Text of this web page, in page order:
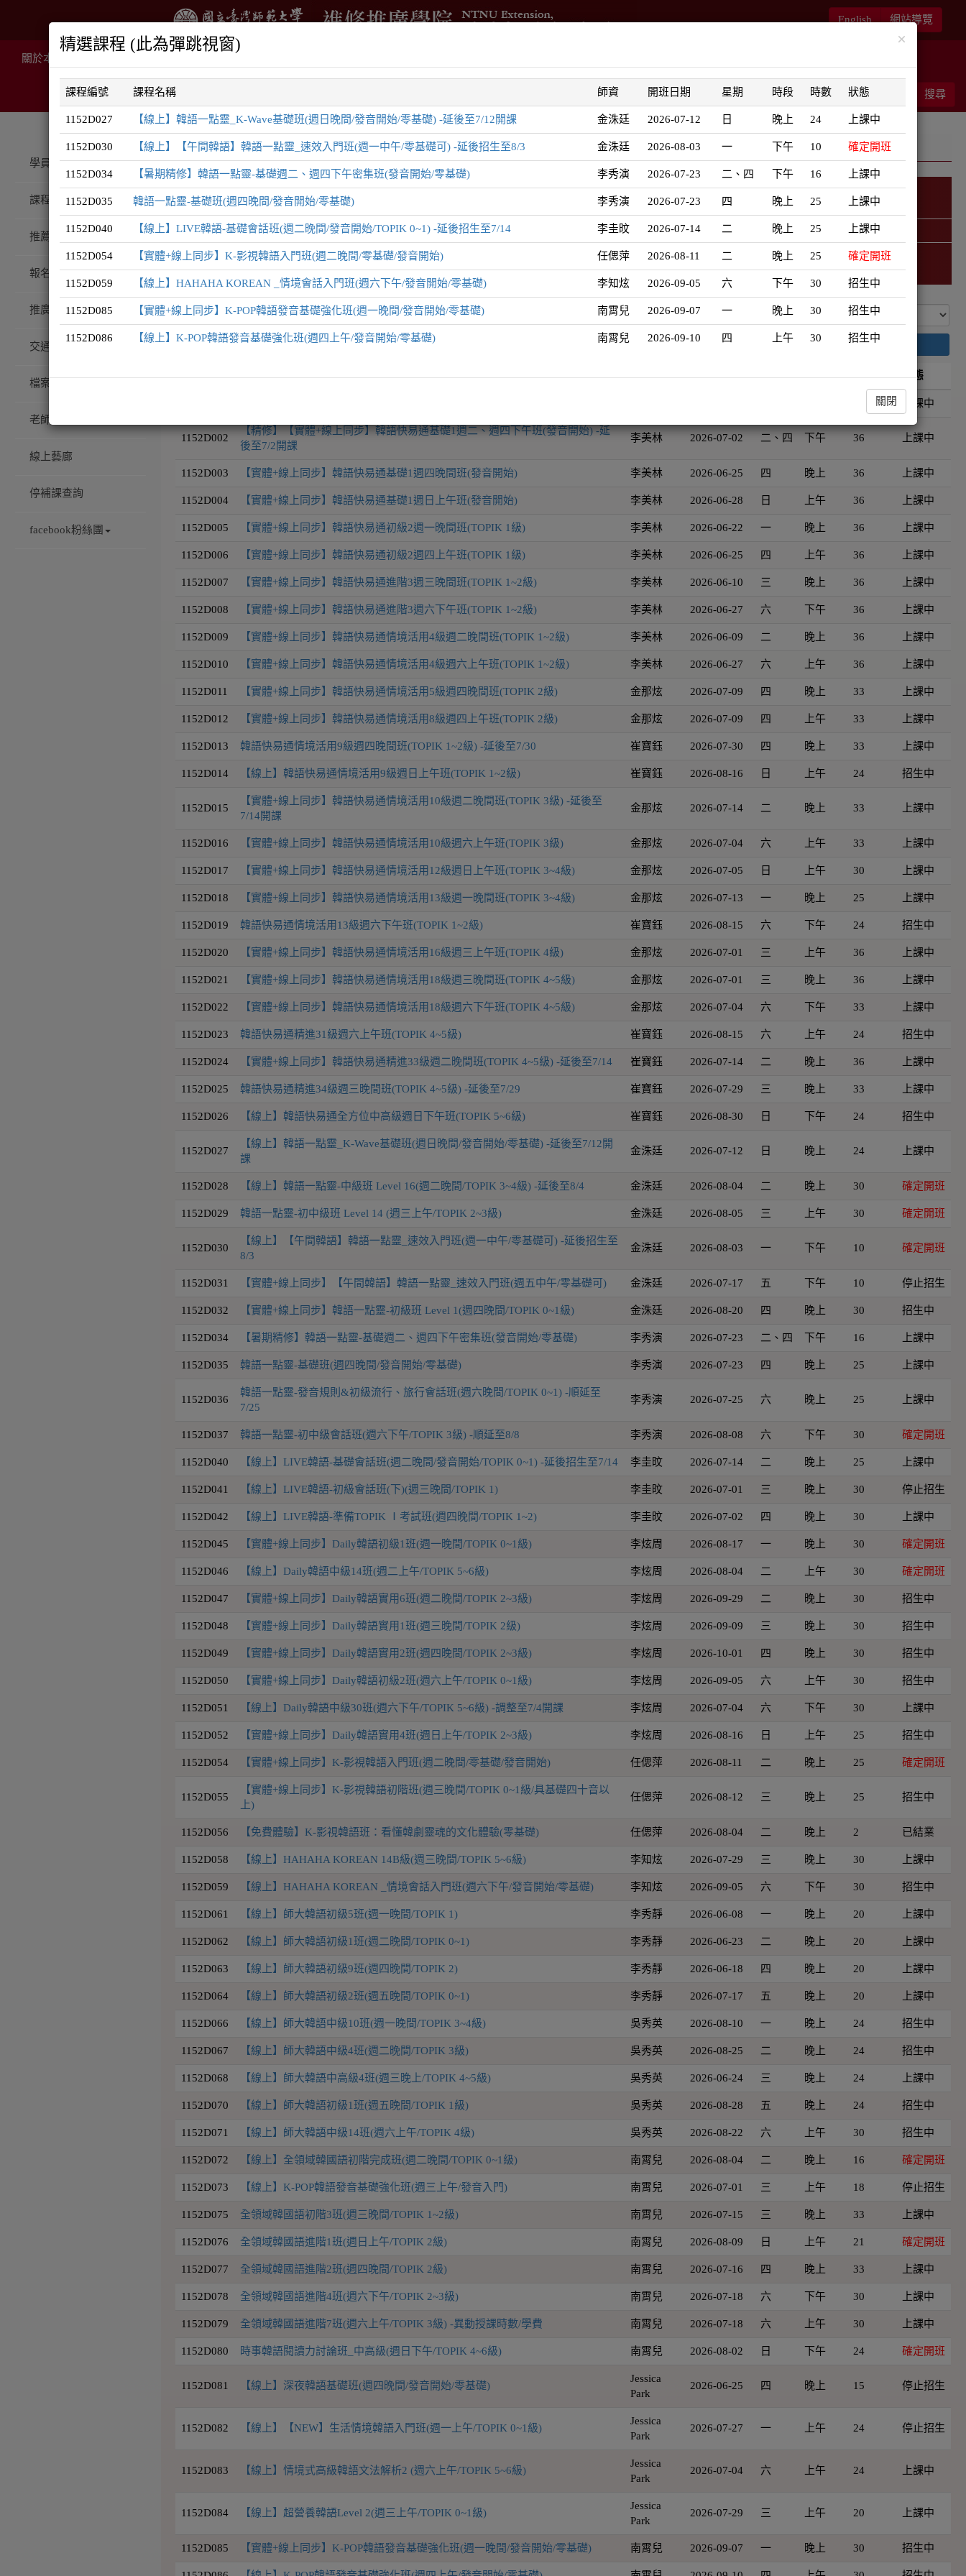
English 網站導覽
關於本院
搜尋
結帳
智能客服
學員登入
課程總覽
推薦課程
報名注意事項
推廣QA
交通/校園配置
檔案下載
老師專訪
線上藝廊
停補課查詢
facebook粉絲團
推廣課程 韓語系列
韓語 系列
韓語學習地圖
精選課程 (此為彈跳視窗)
搜尋
課程編號 課程名稱 師資 開班日期 星期 時段 時數 狀態
上課中
1152D002
【精修】【實體+線上同步】韓語快易通基礎1週二、週四下午班(發音開始) -延
後至7/2開課
李美林 2026-07-02 二、四 下午 36 上課中
1152D003 【實體+線上同步】韓語快易通基礎1週四晚間班(發音開始) 李美林 2026-06-25 四 晚上 36 上課中
1152D004 【實體+線上同步】韓語快易通基礎1週日上午班(發音開始) 李美林 2026-06-28 日 上午 36 上課中
1152D005 【實體+線上同步】韓語快易通初級2週一晚間班(TOPIK 1級) 李美林 2026-06-22 一 晚上 36 上課中
1152D006 【實體+線上同步】韓語快易通初級2週四上午班(TOPIK 1級) 李美林 2026-06-25 四 上午 36 上課中
1152D007 【實體+線上同步】韓語快易通進階3週三晚間班(TOPIK 1~2級) 李美林 2026-06-10 三 晚上 36 上課中
1152D008 【實體+線上同步】韓語快易通進階3週六下午班(TOPIK 1~2級) 李美林 2026-06-27 六 下午 36 上課中
1152D009 【實體+線上同步】韓語快易通情境活用4級週二晚間班(TOPIK 1~2級) 李美林 2026-06-09 二 晚上 36 上課中
1152D010 【實體+線上同步】韓語快易通情境活用4級週六上午班(TOPIK 1~2級) 李美林 2026-06-27 六 上午 36 上課中
1152D011 【實體+線上同步】韓語快易通情境活用5級週四晚間班(TOPIK 2級) 金那炫 2026-07-09 四 晚上 33 上課中
1152D012 【實體+線上同步】韓語快易通情境活用8級週四上午班(TOPIK 2級) 金那炫 2026-07-09 四 上午 33 上課中
1152D013 韓語快易通情境活用9級週四晚間班(TOPIK 1~2級) -延後至7/30 崔寶鈺 2026-07-30 四 晚上 33 上課中
1152D014 【線上】韓語快易通情境活用9級週日上午班(TOPIK 1~2級) 崔寶鈺 2026-08-16 日 上午 24 招生中
1152D015
【實體+線上同步】韓語快易通情境活用10級週二晚間班(TOPIK 3級) -延後至
7/14開課
金那炫 2026-07-14 二 晚上 33 上課中
1152D016 【實體+線上同步】韓語快易通情境活用10級週六上午班(TOPIK 3級) 金那炫 2026-07-04 六 上午 33 上課中
1152D017 【實體+線上同步】韓語快易通情境活用12級週日上午班(TOPIK 3~4級) 金那炫 2026-07-05 日 上午 30 上課中
1152D018 【實體+線上同步】韓語快易通情境活用13級週一晚間班(TOPIK 3~4級) 金那炫 2026-07-13 一 晚上 25 上課中
1152D019 韓語快易通情境活用13級週六下午班(TOPIK 1~2級) 崔寶鈺 2026-08-15 六 下午 24 招生中
1152D020 【實體+線上同步】韓語快易通情境活用16級週三上午班(TOPIK 4級) 金那炫 2026-07-01 三 上午 36 上課中
1152D021 【實體+線上同步】韓語快易通情境活用18級週三晚間班(TOPIK 4~5級) 金那炫 2026-07-01 三 晚上 36 上課中
1152D022 【實體+線上同步】韓語快易通情境活用18級週六下午班(TOPIK 4~5級) 金那炫 2026-07-04 六 下午 33 上課中
1152D023 韓語快易通精進31級週六上午班(TOPIK 4~5級) 崔寶鈺 2026-08-15 六 上午 24 招生中
1152D024 【實體+線上同步】韓語快易通精進33級週二晚間班(TOPIK 4~5級) -延後至7/14 崔寶鈺 2026-07-14 二 晚上 36 上課中
1152D025 韓語快易通精進34級週三晚間班(TOPIK 4~5級) -延後至7/29 崔寶鈺 2026-07-29 三 晚上 33 上課中
1152D026 【線上】韓語快易通全方位中高級週日下午班(TOPIK 5~6級) 崔寶鈺 2026-08-30 日 下午 24 招生中
1152D027
【線上】韓語一點靈_K-Wave基礎班(週日晚間/發音開始/零基礎) -延後至7/12開
課
金洙廷 2026-07-12 日 晚上 24 上課中
1152D028 【線上】韓語一點靈-中級班 Level 16(週二晚間/TOPIK 3~4級) -延後至8/4 金洙廷 2026-08-04 二 晚上 30 確定開班
1152D029 韓語一點靈-初中級班 Level 14 (週三上午/TOPIK 2~3級) 金洙廷 2026-08-05 三 上午 30 確定開班
1152D030
【線上】【午間韓語】韓語一點靈_速效入門班(週一中午/零基礎可) -延後招生至
8/3
金洙廷 2026-08-03 一 下午 10 確定開班
1152D031 【實體+線上同步】【午間韓語】韓語一點靈_速效入門班(週五中午/零基礎可) 金洙廷 2026-07-17 五 下午 10 停止招生
1152D032 【實體+線上同步】韓語一點靈-初級班 Level 1(週四晚間/TOPIK 0~1級) 金洙廷 2026-08-20 四 晚上 30 招生中
1152D034 【暑期精修】韓語一點靈-基礎週二、週四下午密集班(發音開始/零基礎) 李秀演 2026-07-23 二、四 下午 16 上課中
1152D035 韓語一點靈-基礎班(週四晚間/發音開始/零基礎) 李秀演 2026-07-23 四 晚上 25 上課中
1152D036
韓語一點靈-發音規則&初級流行、旅行會話班(週六晚間/TOPIK 0~1) -順延至
7/25
李秀演 2026-07-25 六 晚上 25 上課中
1152D037 韓語一點靈-初中級會話班(週六下午/TOPIK 3級) -順延至8/8 李秀演 2026-08-08 六 下午 30 確定開班
1152D040 【線上】LIVE韓語-基礎會話班(週二晚間/發音開始/TOPIK 0~1) -延後招生至7/14 李圭旼 2026-07-14 二 晚上 25 上課中
1152D041 【線上】LIVE韓語-初級會話班(下)(週三晚間/TOPIK 1) 李圭旼 2026-07-01 三 晚上 30 停止招生
1152D042 【線上】LIVE韓語-準備TOPIK Ⅰ考試班(週四晚間/TOPIK 1~2) 李圭旼 2026-07-02 四 晚上 30 上課中
1152D045 【實體+線上同步】Daily韓語初級1班(週一晚間/TOPIK 0~1級) 李炫周 2026-08-17 一 晚上 30 確定開班
1152D046 【線上】Daily韓語中級14班(週二上午/TOPIK 5~6級) 李炫周 2026-08-04 二 上午 30 確定開班
1152D047 【實體+線上同步】Daily韓語實用6班(週二晚間/TOPIK 2~3級) 李炫周 2026-09-29 二 晚上 30 招生中
1152D048 【實體+線上同步】Daily韓語實用1班(週三晚間/TOPIK 2級) 李炫周 2026-09-09 三 晚上 30 招生中
1152D049 【實體+線上同步】Daily韓語實用2班(週四晚間/TOPIK 2~3級) 李炫周 2026-10-01 四 晚上 30 招生中
1152D050 【實體+線上同步】Daily韓語初級2班(週六上午/TOPIK 0~1級) 李炫周 2026-09-05 六 上午 30 招生中
1152D051 【線上】Daily韓語中級30班(週六下午/TOPIK 5~6級) -調整至7/4開課 李炫周 2026-07-04 六 下午 30 上課中
1152D052 【實體+線上同步】Daily韓語實用4班(週日上午/TOPIK 2~3級) 李炫周 2026-08-16 日 上午 25 招生中
1152D054 【實體+線上同步】K-影視韓語入門班(週二晚間/零基礎/發音開始) 任偲萍 2026-08-11 二 晚上 25 確定開班
1152D055
【實體+線上同步】K-影視韓語初階班(週三晚間/TOPIK 0~1級/具基礎四十音以
上)
任偲萍 2026-08-12 三 晚上 25 招生中
1152D056 【免費體驗】K-影視韓語班：看懂韓劇靈魂的文化體驗(零基礎) 任偲萍 2026-08-04 二 晚上 2 已結業
1152D058 【線上】HAHAHA KOREAN 14B級(週三晚間/TOPIK 5~6級) 李知炫 2026-07-29 三 晚上 30 上課中
1152D059 【線上】HAHAHA KOREAN _情境會話入門班(週六下午/發音開始/零基礎) 李知炫 2026-09-05 六 下午 30 招生中
1152D061 【線上】師大韓語初級5班(週一晚間/TOPIK 1) 李秀靜 2026-06-08 一 晚上 20 上課中
1152D062 【線上】師大韓語初級1班(週二晚間/TOPIK 0~1) 李秀靜 2026-06-23 二 晚上 20 上課中
1152D063 【線上】師大韓語初級9班(週四晚間/TOPIK 2) 李秀靜 2026-06-18 四 晚上 20 上課中
1152D064 【線上】師大韓語初級2班(週五晚間/TOPIK 0~1) 李秀靜 2026-07-17 五 晚上 20 上課中
1152D066 【線上】師大韓語中級10班(週一晚間/TOPIK 3~4級) 吳秀英 2026-08-10 一 晚上 24 招生中
1152D067 【線上】師大韓語中級4班(週二晚間/TOPIK 3級) 吳秀英 2026-08-25 二 晚上 24 招生中
1152D068 【線上】師大韓語中高級4班(週三晚上/TOPIK 4~5級) 吳秀英 2026-06-24 三 晚上 24 上課中
1152D070 【線上】師大韓語初級1班(週五晚間/TOPIK 1級) 吳秀英 2026-08-28 五 晚上 24 招生中
1152D071 【線上】師大韓語中級14班(週六上午/TOPIK 4級) 吳秀英 2026-08-22 六 上午 30 招生中
1152D072 【線上】全領域韓國語初階完成班(週二晚間/TOPIK 0~1級) 南霄兒 2026-08-04 二 晚上 16 確定開班
1152D073 【線上】K-POP韓語發音基礎強化班(週三上午/發音入門) 南霄兒 2026-07-01 三 上午 18 停止招生
1152D075 全領域韓國語初階3班(週三晚間/TOPIK 1~2級) 南霄兒 2026-07-15 三 晚上 33 上課中
1152D076 全領域韓國語進階1班(週日上午/TOPIK 2級) 南霄兒 2026-08-09 日 上午 21 確定開班
1152D077 全領域韓國語進階2班(週四晚間/TOPIK 2級) 南霄兒 2026-07-16 四 晚上 33 上課中
1152D078 全領域韓國語進階4班(週六下午/TOPIK 2~3級) 南霄兒 2026-07-18 六 下午 30 上課中
1152D079 全領域韓國語進階7班(週六上午/TOPIK 3級) -異動授課時數/學費 南霄兒 2026-07-18 六 上午 30 上課中
1152D080 時事韓語閱讀力討論班_中高級(週日下午/TOPIK 4~6級) 南霄兒 2026-08-02 日 下午 24 確定開班
1152D081 【線上】深夜韓語基礎班(週四晚間/發音開始/零基礎)
Jessica
Park
2026-06-25 四 晚上 15 停止招生
1152D082 【線上】【NEW】生活情境韓語入門班(週一上午/TOPIK 0~1級)
Jessica
Park
2026-07-27 一 上午 24 停止招生
1152D083 【線上】情境式高級韓語文法解析2 (週六上午/TOPIK 5~6級)
Jessica
Park
2026-07-04 六 上午 24 上課中
1152D084 【線上】超營養韓語Level 2(週三上午/TOPIK 0~1級)
Jessica
Park
2026-07-29 三 上午 20 上課中
1152D085 【實體+線上同步】K-POP韓語發音基礎強化班(週一晚間/發音開始/零基礎) 南霄兒 2026-09-07 一 晚上 30 招生中
×
精選課程 (此為彈跳視窗)
課程編號 課程名稱 師資 開班日期 星期 時段 時數 狀態
1152D027 【線上】韓語一點靈_K-Wave基礎班(週日晚間/發音開始/零基礎) -延後至7/12開課 金洙廷 2026-07-12 日 晚上 24 上課中
1152D030 【線上】【午間韓語】韓語一點靈_速效入門班(週一中午/零基礎可) -延後招生至8/3 金洙廷 2026-08-03 一 下午 10 確定開班
1152D034 【暑期精修】韓語一點靈-基礎週二、週四下午密集班(發音開始/零基礎) 李秀演 2026-07-23 二、四 下午 16 上課中
1152D035 韓語一點靈-基礎班(週四晚間/發音開始/零基礎) 李秀演 2026-07-23 四 晚上 25 上課中
1152D040 【線上】LIVE韓語-基礎會話班(週二晚間/發音開始/TOPIK 0~1) -延後招生至7/14 李圭旼 2026-07-14 二 晚上 25 上課中
1152D054 【實體+線上同步】K-影視韓語入門班(週二晚間/零基礎/發音開始) 任偲萍 2026-08-11 二 晚上 25 確定開班
1152D059 【線上】HAHAHA KOREAN _情境會話入門班(週六下午/發音開始/零基礎) 李知炫 2026-09-05 六 下午 30 招生中
1152D085 【實體+線上同步】K-POP韓語發音基礎強化班(週一晚間/發音開始/零基礎) 南霄兒 2026-09-07 一 晚上 30 招生中
1152D086 【線上】K-POP韓語發音基礎強化班(週四上午/發音開始/零基礎) 南霄兒 2026-09-10 四 上午 30 招生中
關閉